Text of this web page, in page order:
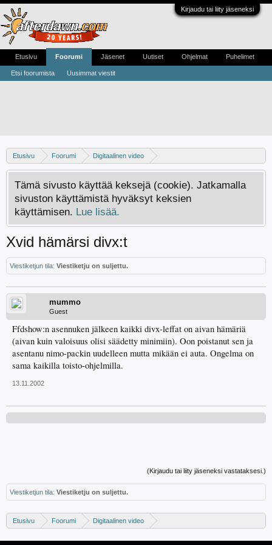
Kirjaudu tai liity jäseneksi
Etusivu Foorumi
Digitaalinen video
Digivideo-ongelmat ja -keskustelu
Tämä sivusto käyttää keksejä (cookie). Jatkamalla
sivuston käyttämistä hyväksyt keksien
käyttämisen. Lue lisää.
Xvid hämärsi divx:t
Viestiketjun tila: Viestiketju on suljettu.
mummo
Guest
Ffdshow:n asennuken jälkeen kaikki divx-leffat on aivan hämäriä
(aivan kuin valoisuus olisi säädetty minimiin). Oon poistanut sen ja
asentanu nimo-packin uudelleen mutta mikään ei auta. Ongelma on
sama kaikilla toisto-ohjelmilla.
13.11.2002
(Kirjaudu tai liity jäseneksi vastataksesi.)
Viestiketjun tila: Viestiketju on suljettu.
Etusivu Foorumi
Digitaalinen video
Etusivu Foorumi
Etsi foorumista Uusimmat viestit
Jäsenet Uutiset Ohjelmat Puhelimet